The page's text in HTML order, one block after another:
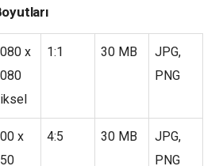
x
1:1 30 MB
JPG,
PNG
x
4:5 30 MB
JPG,
PNG